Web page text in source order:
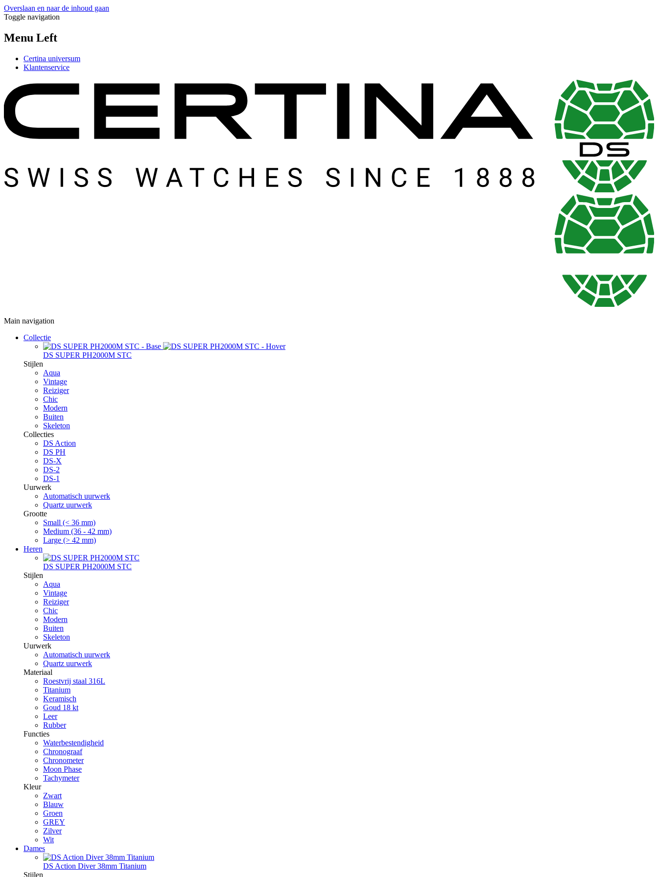
Overslaan en naar de inhoud gaan
Toggle navigation
Menu Left
Certina universum
Klantenservice
Main navigation
Collectie
DS SUPER PH2000M STC
Stijlen
Aqua
Vintage
Reiziger
Chic
Modern
Buiten
Skeleton
Collecties
DS Action
DS PH
DS-X
DS-2
DS-1
Uurwerk
Automatisch uurwerk
Quartz uurwerk
Grootte
Small (< 36 mm)
Medium (36 - 42 mm)
Large (> 42 mm)
Heren
DS SUPER PH2000M STC
Stijlen
Aqua
Vintage
Reiziger
Chic
Modern
Buiten
Skeleton
Uurwerk
Automatisch uurwerk
Quartz uurwerk
Materiaal
Roestvrij staal 316L
Titanium
Keramisch
Goud 18 kt
Leer
Rubber
Functies
Waterbestendigheid
Chronograaf
Chronometer
Moon Phase
Tachymeter
Kleur
Zwart
Blauw
Groen
GREY
Zilver
Wit
Dames
DS Action Diver 38mm Titanium
Stijlen